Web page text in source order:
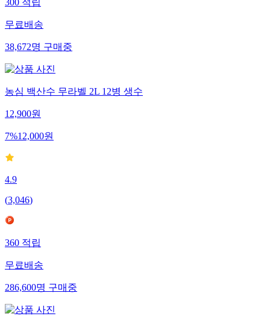
300적립
무료배송
38,672명구매중
농심 백산수 무라벨 2L 12병 생수
12,900원
7%12,000원
4.9
(3,046)
360적립
무료배송
286,600명구매중